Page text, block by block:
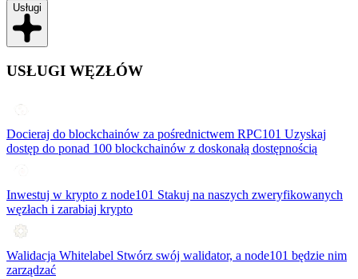
Usługi
USŁUGI WĘZŁÓW
Docieraj do blockchainów za pośrednictwem RPC101 Uzyskaj
dostęp do ponad 100 blockchainów z doskonałą dostępnością
Inwestuj w krypto z node101 Stakuj na naszych zweryfikowanych
węzłach i zarabiaj krypto
Walidacja Whitelabel Stwórz swój walidator, a node101 będzie nim
zarządzać